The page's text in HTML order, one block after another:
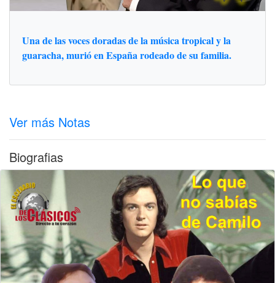
Una de las voces doradas de la música tropical y la
guaracha, murió en España rodeado de su familia.
Ver más Notas
Biografias